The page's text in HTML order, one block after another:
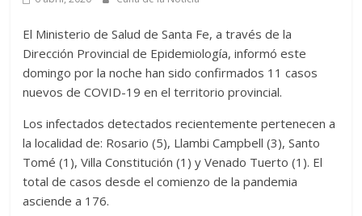
El Ministerio de Salud de Santa Fe, a través de la
Dirección Provincial de Epidemiología, informó este
domingo por la noche han sido confirmados 11 casos
nuevos de COVID-19 en el territorio provincial.
Los infectados detectados recientemente pertenecen a
la localidad de: Rosario (5), Llambi Campbell (3), Santo
Tomé (1), Villa Constitución (1) y Venado Tuerto (1). El
total de casos desde el comienzo de la pandemia
asciende a 176.